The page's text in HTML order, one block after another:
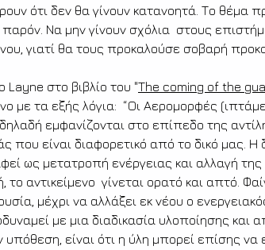
ότι δεν θα γίνουν κατανοητά. Το θέμα
Να μην γίνουν σχόλια  στους
γιατί θα τους προκαλούσε σοβαρή
Layne στο βιβλίο του "The coming of the
με τα εξής λόγια:  “Οι Αερομορφές
εμφανίζονται στο επίπεδο της
που είναι διαφορετικό από το δικό μας. Η
ως μετατροπή ενέργειας και αλλαγή
το αντικείμενο  γίνεται ορατό και απτό.
μέχρι να αλλάξει εκ νέου ο
με μια διαδικασία υλοποίησης και
υπόθεση, είναι ότι η ύλη μπορεί επίσης να